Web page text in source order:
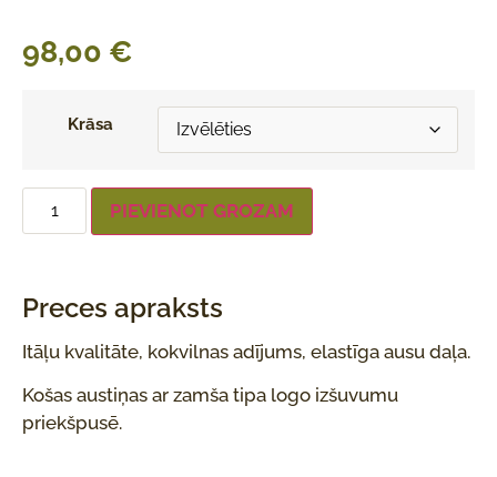
98,00 €
Krāsa
PIEVIENOT GROZAM
Preces apraksts
Itāļu kvalitāte, kokvilnas adījums, elastīga ausu daļa.
Košas austiņas ar zamša tipa logo izšuvumu
priekšpusē.